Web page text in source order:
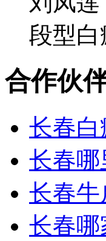
段型
合作伙
长春白
长春哪
长春
长春